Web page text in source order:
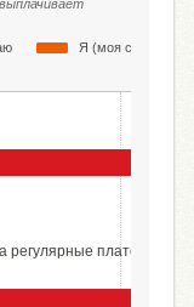
Я (моя семья) уже
регулярные платежи по